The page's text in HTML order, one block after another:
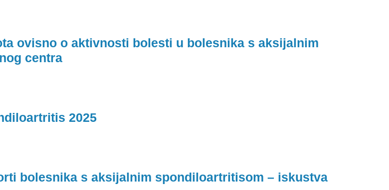
ovisno o aktivnosti bolesti u bolesnika s aksijalnim
centra
2025
bolesnika s aksijalnim spondiloartritisom – iskustva